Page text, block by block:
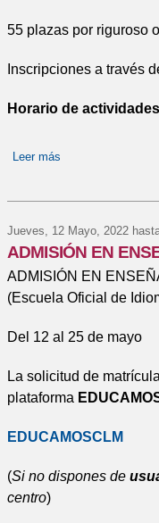
55 plazas por riguroso
Inscripciones a través
Horario de
Leer más
Jueves, 12 Mayo, 2022
ADMISIÓN EN
ADMISIÓN EN
(Escuela Oficial de
Del 12 al 25 de mayo
La solicitud de
plataforma
EDUCAMOSCLM
(Si no dispones de
centro)